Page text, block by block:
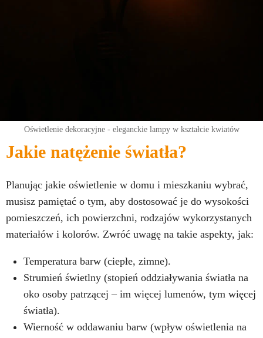
Oświetlenie dekoracyjne - eleganckie lampy w kształcie kwiatów
Jakie natężenie światła?
Planując jakie oświetlenie w domu i mieszkaniu wybrać,
musisz pamiętać o tym, aby dostosować je do wysokości
pomieszczeń, ich powierzchni, rodzajów wykorzystanych
materiałów i kolorów. Zwróć uwagę na takie aspekty, jak:
Temperatura barw (ciepłe, zimne).
Strumień świetlny (stopień oddziaływania światła na
oko osoby patrzącej – im więcej lumenów, tym więcej
światła).
Wierność w oddawaniu barw (wpływ oświetlenia na